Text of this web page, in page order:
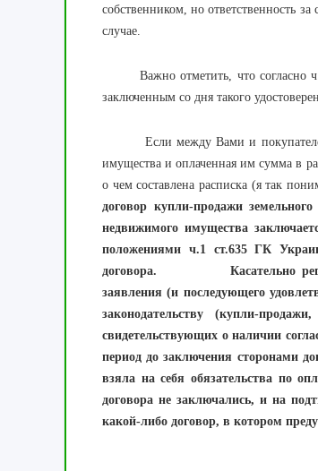
собственником, но ответственность
случае.
Важно отметить, что согласно ч.3
заключенным со дня такого
Если между Вами и покупателем в
имущества и оплаченная им сумма в
о чем составлена расписка (я так
договор купли-продажи
недвижимого имущества
положениями ч.1 ст.635 ГК
договора. Касательно
заявления (и последующего
законодательству (купли-
свидетельствующих о наличии
период до заключения сторонами
взяла на себя обязательства по
договора не заключались, и на
какой-либо договор, в котором